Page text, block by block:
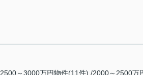
2500～3000万円物件(11件) 2000～2500万